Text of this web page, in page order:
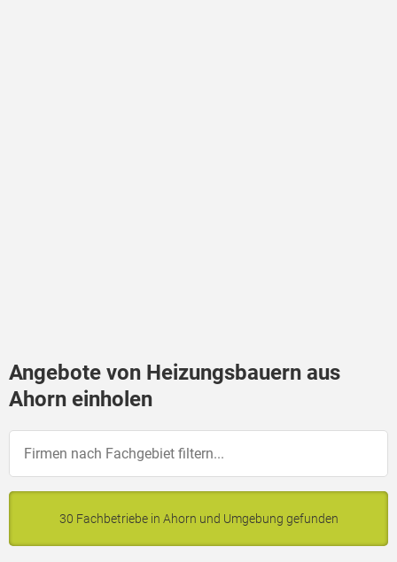
Angebote von Heizungsbauern aus
Ahorn einholen
30 Fachbetriebe in Ahorn und Umgebung gefunden